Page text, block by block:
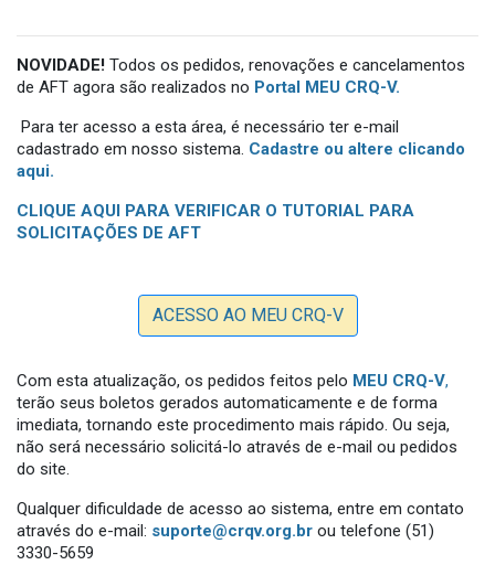
NOVIDADE! Todos os pedidos, renovações e cancelamentos
de AFT agora são realizados no Portal MEU CRQ-V.
Para ter acesso a esta área, é necessário ter e-mail
cadastrado em nosso sistema. Cadastre ou altere clicando
aqui.
CLIQUE AQUI PARA VERIFICAR O TUTORIAL PARA
SOLICITAÇÕES DE AFT
ACESSO AO MEU CRQ-V
Com esta atualização, os pedidos feitos pelo MEU CRQ-V,
terão seus boletos gerados automaticamente e de forma
imediata, tornando este procedimento mais rápido. Ou seja,
não será necessário solicitá-lo através de e-mail ou pedidos
do site.
Qualquer dificuldade de acesso ao sistema, entre em contato
através do e-mail: suporte@crqv.org.br ou telefone (51)
3330-5659